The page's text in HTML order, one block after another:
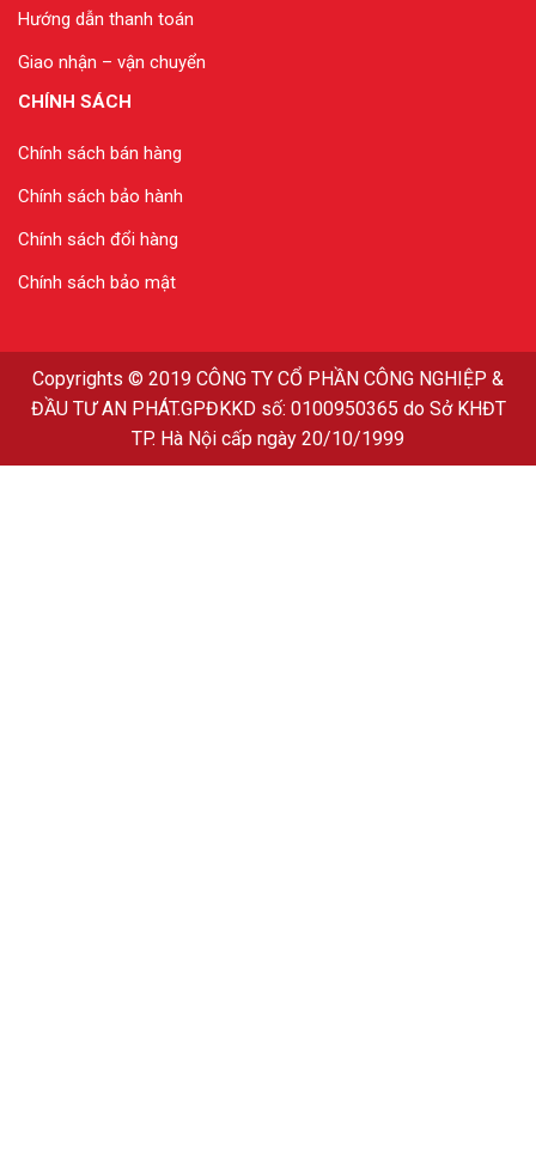
Hướng dẫn thanh toán
Giao nhận – vận chuyển
CHÍNH SÁCH
Chính sách bán hàng
Chính sách bảo hành
Chính sách đổi hàng
Chính sách bảo mật
Copyrights © 2019 CÔNG TY CỔ PHẦN CÔNG NGHIỆP &
ĐẦU TƯ AN PHÁT.GPĐKKD số: 0100950365 do Sở KHĐT
TP. Hà Nội cấp ngày 20/10/1999